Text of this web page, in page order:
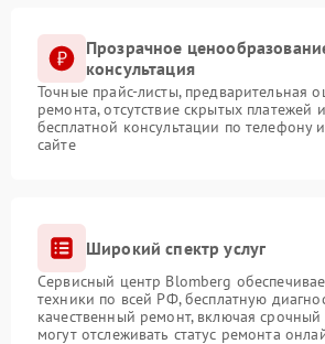
Прозрачное
консультация
Точные прайс-листы, предварительная
ремонта, отсутствие скрытых платежей
бесплатной консультации по телефону
сайте
Широкий спектр услуг
Сервисный центр Blomberg
техники по всей РФ, бесплатную
качественный ремонт, включая
могут отслеживать статус ремонта